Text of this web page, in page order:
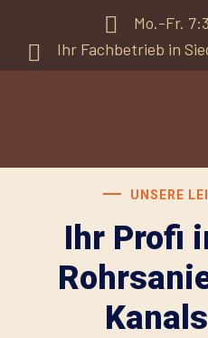
Mo.-Fr.
Ihr Fachbetrieb in
UNSERE
Ihr Profi